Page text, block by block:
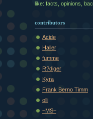
like: facts, opinions,
contributors
Acide
Haller
fumme
R?diger
Kyra
Frank Berno Timm
olli
~MS~